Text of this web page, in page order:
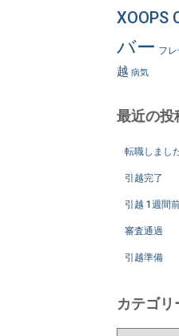
XOOPS
バー フ
越 病気
最近の投
転職しまし
引越完了
引越 1週間
審査通過
引越準備
カテゴリ